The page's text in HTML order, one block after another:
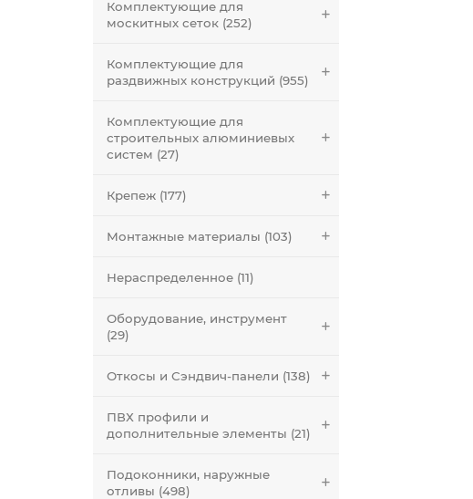
Комплектующие для
москитных сеток (252)
Комплектующие для
раздвижных конструкций (955)
Комплектующие для
строительных алюминиевых
систем (27)
Крепеж (177)
Монтажные материалы (103)
Нераспределенное (11)
Оборудование, инструмент
(29)
Откосы и Сэндвич-панели (138)
ПВХ профили и
дополнительные элементы (21)
Подоконники, наружные
отливы (498)